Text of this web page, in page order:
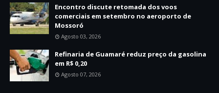
Encontro discute retomada dos voos
comerciais em setembro no aeroporto de
Mossoró
Agosto 03, 2026
Refinaria de Guamaré reduz preço da gasolina
em R$ 0,20
Agosto 07, 2026